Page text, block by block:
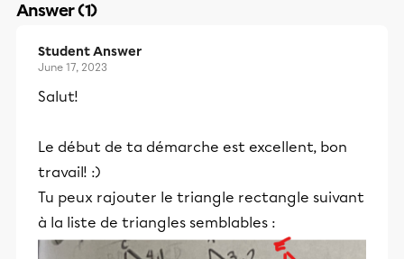
Answer (1)
Student Answer
June 17, 2023
Salut!
Le début de ta démarche est excellent, bon
travail! :)
Tu peux rajouter le triangle rectangle suivant
à la liste de triangles semblables :